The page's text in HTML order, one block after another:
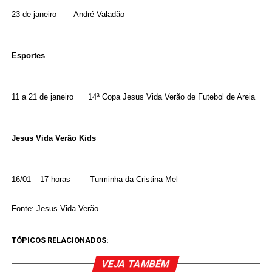
23 de janeiro André Valadão
Esportes
11 a 21 de janeiro 14ª Copa Jesus Vida Verão de Futebol de Areia
Jesus Vida Verão Kids
16/01 – 17 horas Turminha da Cristina Mel
Fonte: Jesus Vida Verão
TÓPICOS RELACIONADOS:
VEJA TAMBÉM